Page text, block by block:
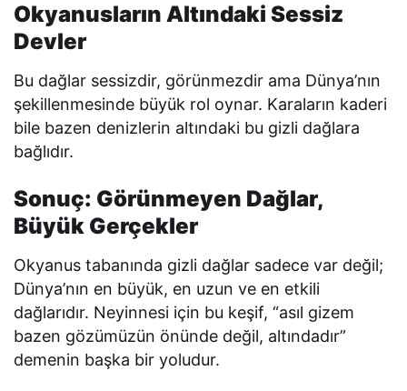
Okyanusların Altındaki Sessiz
Devler
Bu dağlar sessizdir, görünmezdir ama Dünya’nın
şekillenmesinde büyük rol oynar. Karaların kaderi
bile bazen denizlerin altındaki bu gizli dağlara
bağlıdır.
Sonuç: Görünmeyen Dağlar,
Büyük Gerçekler
Okyanus tabanında gizli dağlar sadece var değil;
Dünya’nın en büyük, en uzun ve en etkili
dağlarıdır. Neyinnesi için bu keşif, “asıl gizem
bazen gözümüzün önünde değil, altındadır”
demenin başka bir yoludur.